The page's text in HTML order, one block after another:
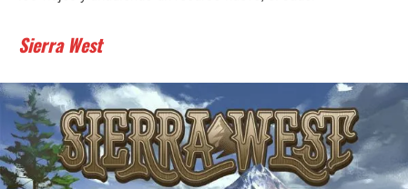
Sierra West